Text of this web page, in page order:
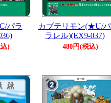
パラ
)
カブテリモン(★U/パ
ラレル)(EX9-037)
480円(税込)